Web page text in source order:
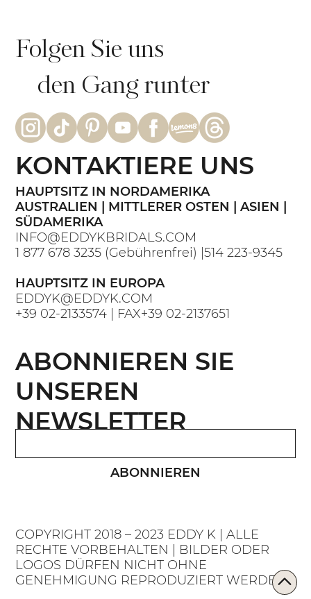
COPYRIGHT 2018 – 2023 EDDY K | ALLE
RECHTE VORBEHALTEN | BILDER ODER
LOGOS DÜRFEN NICHT OHNE
GENEHMIGUNG REPRODUZIERT WERDEN.
Folgen Sie uns
den Gang runter
HAUPTSITZ IN NORDAMERIKA
AUSTRALIEN | MITTLERER OSTEN | ASIEN |
SÜDAMERIKA
INFO@EDDYKBRIDALS.COM
1 877 678 3235 (Gebührenfrei) |514 223-9345
HAUPTSITZ IN EUROPA
EDDYK@EDDYK.COM
+39 02-2133574 | FAX+39 02-2137651
KONTAKTIERE UNS
ABONNIEREN
ABONNIEREN SIE
UNSEREN
NEWSLETTER